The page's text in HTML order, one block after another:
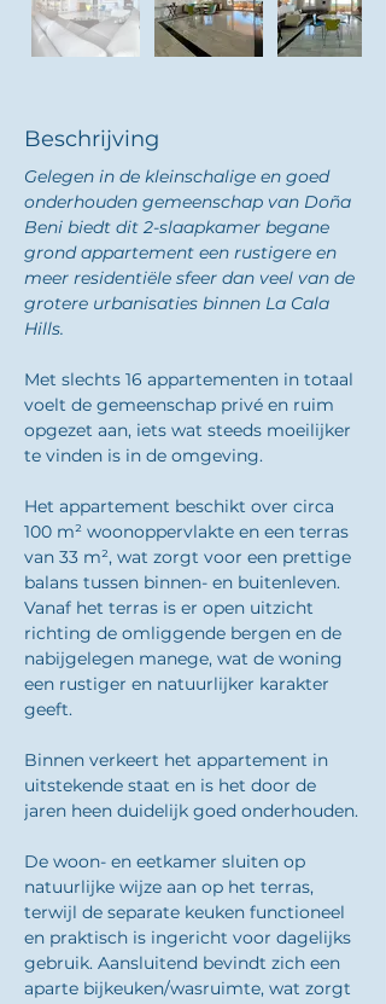
Beschrijving
Gelegen in de kleinschalige en goed
onderhouden gemeenschap van Doña
Beni biedt dit 2-slaapkamer begane
grond appartement een rustigere en
meer residentiële sfeer dan veel van de
grotere urbanisaties binnen La Cala
Hills.
Met slechts 16 appartementen in totaal
voelt de gemeenschap privé en ruim
opgezet aan, iets wat steeds moeilijker
te vinden is in de omgeving.
Het appartement beschikt over circa
100 m² woonoppervlakte en een terras
van 33 m², wat zorgt voor een prettige
balans tussen binnen- en buitenleven.
Vanaf het terras is er open uitzicht
richting de omliggende bergen en de
nabijgelegen manege, wat de woning
een rustiger en natuurlijker karakter
geeft.
Binnen verkeert het appartement in
uitstekende staat en is het door de
jaren heen duidelijk goed onderhouden.
De woon- en eetkamer sluiten op
natuurlijke wijze aan op het terras,
terwijl de separate keuken functioneel
en praktisch is ingericht voor dagelijks
gebruik. Aansluitend bevindt zich een
aparte bijkeuken/wasruimte, wat zorgt